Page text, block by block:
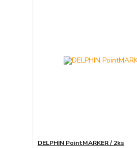
DELPHIN PointMARKER / 2ks